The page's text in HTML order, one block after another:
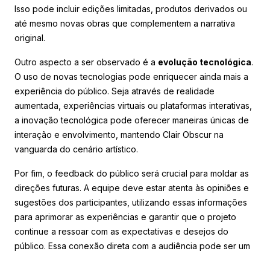
Isso pode incluir edições limitadas, produtos derivados ou
até mesmo novas obras que complementem a narrativa
original.
Outro aspecto a ser observado é a evolução tecnológica.
O uso de novas tecnologias pode enriquecer ainda mais a
experiência do público. Seja através de realidade
aumentada, experiências virtuais ou plataformas interativas,
a inovação tecnológica pode oferecer maneiras únicas de
interação e envolvimento, mantendo Clair Obscur na
vanguarda do cenário artístico.
Por fim, o feedback do público será crucial para moldar as
direções futuras. A equipe deve estar atenta às opiniões e
sugestões dos participantes, utilizando essas informações
para aprimorar as experiências e garantir que o projeto
continue a ressoar com as expectativas e desejos do
público. Essa conexão direta com a audiência pode ser um